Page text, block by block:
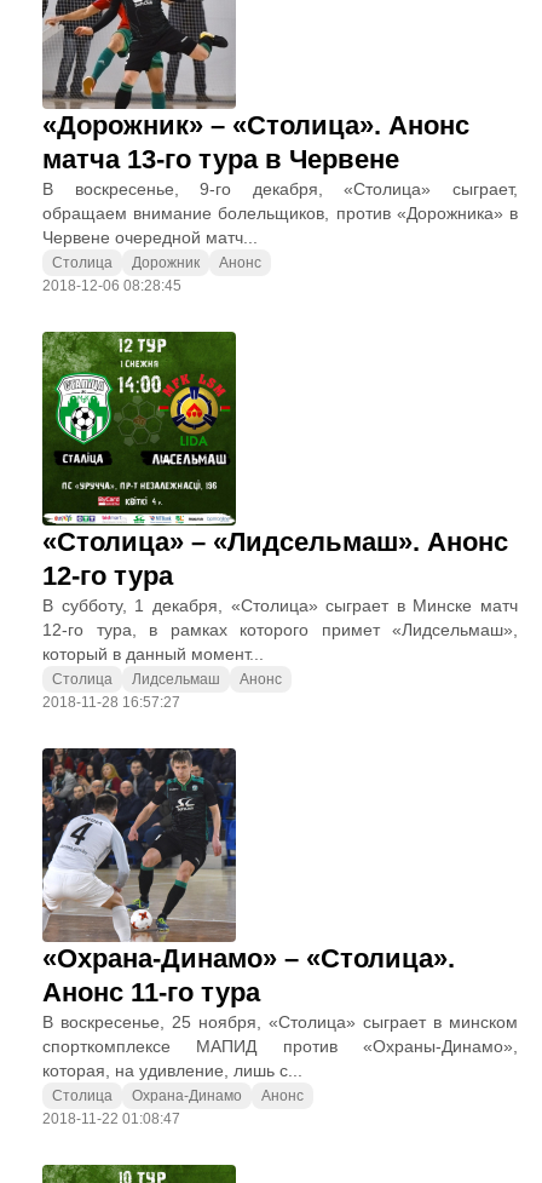
«Дорожник» – «Столица». Анонс
матча 13-го тура в Червене
В воскресенье, 9-го декабря, «Столица» сыграет,
обращаем внимание болельщиков, против «Дорожника» в
Червене очередной матч...
Столица Дорожник
Анонс
2018-12-06 08:28:45
«Столица» – «Лидсельмаш». Анонс
12-го тура
В субботу, 1 декабря, «Столица» сыграет в Минске матч
12-го тура, в рамках которого примет «Лидсельмаш»,
который в данный момент...
Столица Лидсельмаш
Анонс
2018-11-28 16:57:27
«Охрана-Динамо» – «Столица».
Анонс 11-го тура
В воскресенье, 25 ноября, «Столица» сыграет в минском
спорткомплексе МАПИД против «Охраны-Динамо»,
которая, на удивление, лишь с...
Столица Охрана-Динамо
Анонс
2018-11-22 01:08:47